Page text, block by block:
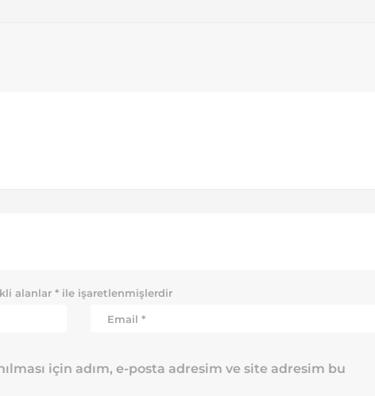
alanlar * ile işaretlenmişlerdir
için adım, e-posta adresim ve site adresim bu